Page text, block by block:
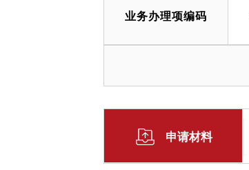
业务办理项编码
申请材料